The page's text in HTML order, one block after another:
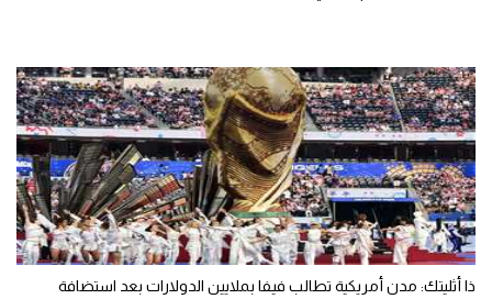
ذا أثليتك: مدن أمريكية تطالب فيفا بملايين الدولارات بعد استضافة